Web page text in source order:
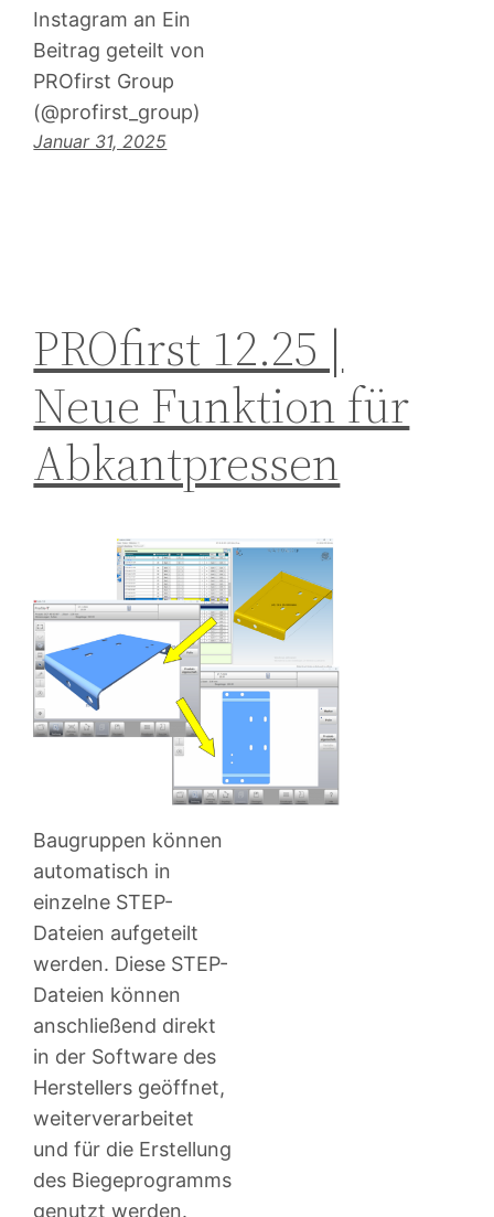
Instagram an Ein
Beitrag geteilt von
PROfirst Group
(@profirst_group)
Januar 31, 2025
PROfirst 12.25 |
Neue Funktion für
Abkantpressen
Baugruppen können
automatisch in
einzelne STEP-
Dateien aufgeteilt
werden. Diese STEP-
Dateien können
anschließend direkt
in der Software des
Herstellers geöffnet,
weiterverarbeitet
und für die Erstellung
des Biegeprogramms
genutzt werden.